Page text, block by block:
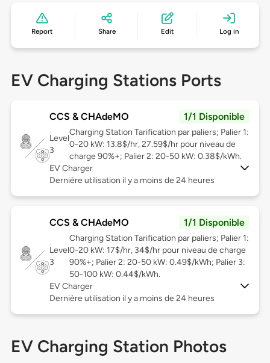
Report Share Edit Log in
EV Charging Stations Ports
CCS & CHAdeMO 1/1 Disponible
Level
3
Charging Station Tarification par paliers; Palier 1:
0-20 kW: 13.8$/hr, 27.59$/hr pour niveau de
charge 90%+; Palier 2: 20-50 kW: 0.38$/kWh.
EV Charger
Dernière utilisation il y a moins de 24 heures
CCS & CHAdeMO 1/1 Disponible
Level
3
Charging Station Tarification par paliers; Palier 1:
0-20 kW: 17$/hr, 34$/hr pour niveau de charge
90%+; Palier 2: 20-50 kW: 0.49$/kWh; Palier 3:
50-100 kW: 0.44$/kWh.
EV Charger
Dernière utilisation il y a moins de 24 heures
EV Charging Station Photos